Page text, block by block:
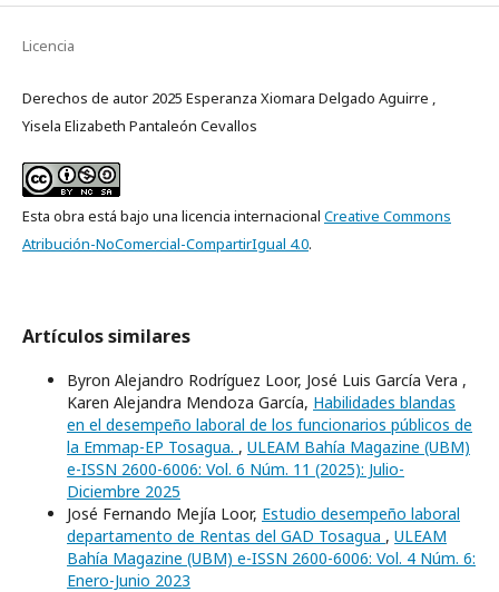
Licencia
Derechos de autor 2025 Esperanza Xiomara Delgado Aguirre ,
Yisela Elizabeth Pantaleón Cevallos
Esta obra está bajo una licencia internacional Creative Commons
Atribución-NoComercial-CompartirIgual 4.0.
Artículos similares
Byron Alejandro Rodríguez Loor, José Luis García Vera ,
Karen Alejandra Mendoza García, Habilidades blandas
en el desempeño laboral de los funcionarios públicos de
la Emmap-EP Tosagua. , ULEAM Bahía Magazine (UBM)
e-ISSN 2600-6006: Vol. 6 Núm. 11 (2025): Julio-
Diciembre 2025
José Fernando Mejía Loor, Estudio desempeño laboral
departamento de Rentas del GAD Tosagua , ULEAM
Bahía Magazine (UBM) e-ISSN 2600-6006: Vol. 4 Núm. 6:
Enero-Junio 2023